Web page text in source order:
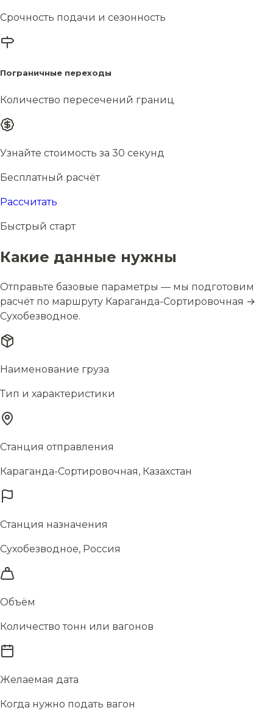
Срочность подачи и сезонность
Пограничные переходы
Количество пересечений границ
Узнайте стоимость за 30 секунд
Бесплатный расчёт
Рассчитать
Быстрый старт
Какие данные нужны
Отправьте базовые параметры — мы подготовим
расчёт по маршруту Караганда-Сортировочная →
Сухобезводное.
Наименование груза
Тип и характеристики
Станция отправления
Караганда-Сортировочная, Казахстан
Станция назначения
Сухобезводное, Россия
Объём
Количество тонн или вагонов
Желаемая дата
Когда нужно подать вагон